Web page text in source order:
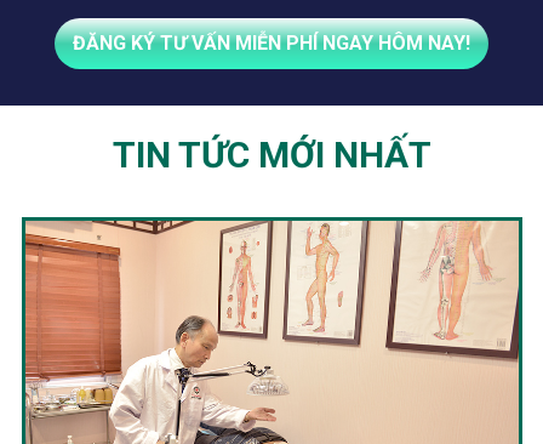
ĐĂNG KÝ TƯ VẤN MIỄN PHÍ NGAY HÔM NAY!
TIN TỨC MỚI NHẤT